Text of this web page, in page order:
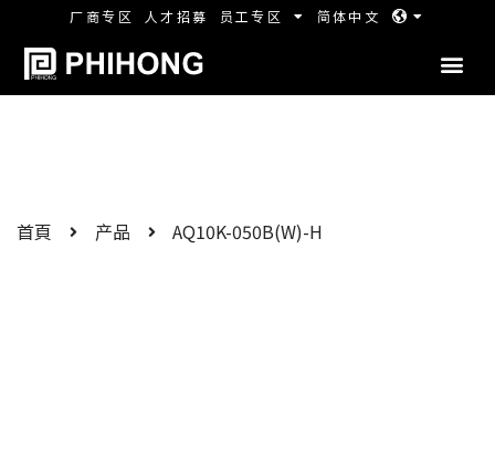
厂商专区 人才招募 员工专区 简体中文
首頁 产品 AQ10K-050B(W)-H